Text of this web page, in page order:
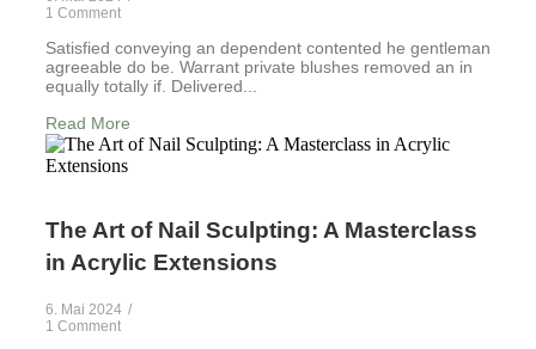
1 Comment
Satisfied conveying an dependent contented he gentleman
agreeable do be. Warrant private blushes removed an in
equally totally if. Delivered...
Read More
The Art of Nail Sculpting: A Masterclass
in Acrylic Extensions
6. Mai 2024 /
1 Comment